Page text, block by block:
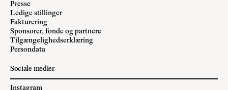
Presse
Ledige stillinger
Fakturering
Sponsorer, fonde og partnere
Tilgængelighedserklæring
Persondata
Sociale medier
Instagram